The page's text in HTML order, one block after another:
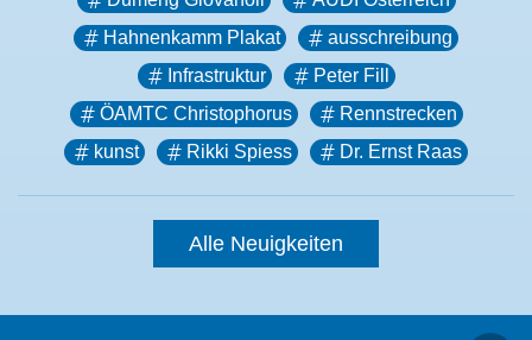
Hahnenkamm Plakat
ausschreibung
Infrastruktur
Peter Fill
ÖAMTC Christophorus
Rennstrecken
kunst
Rikki Spiess Dr. Ernst Raas
Alle Neuigkeiten